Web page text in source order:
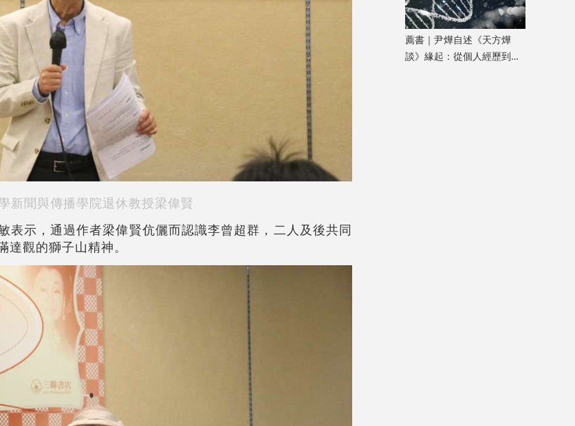
新聞與傳播學院退休教授梁偉賢
表示，通過作者梁偉賢伉儷而認識李曾超群，二人及後共同
觀的獅子山精神。
薦書｜尹燁自述《天方燁
談》緣起：從個人經歷到生